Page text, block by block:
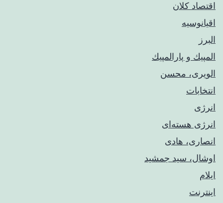
اقتصاد کلان
اقیانوسیه
البرز
المپيك و پارالمپيك
الویری، محسن
انتخابات
انرژی
انرژی هسته‌ای
انصاری، هادی
اوشال، سید جمشید
ایلام
اینترنت